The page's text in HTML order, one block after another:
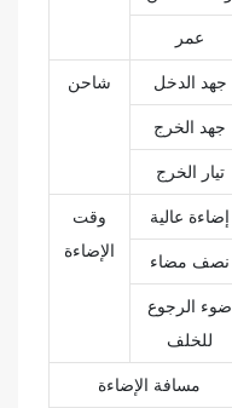
عمر
شاحن
جهد الدخل
جهد الخرج
تيار الخرج
وقت
الإضاءة
إضاءة عالية
نصف مضاء
ضوء الرجوع
للخلف
مسافة الإضاءة